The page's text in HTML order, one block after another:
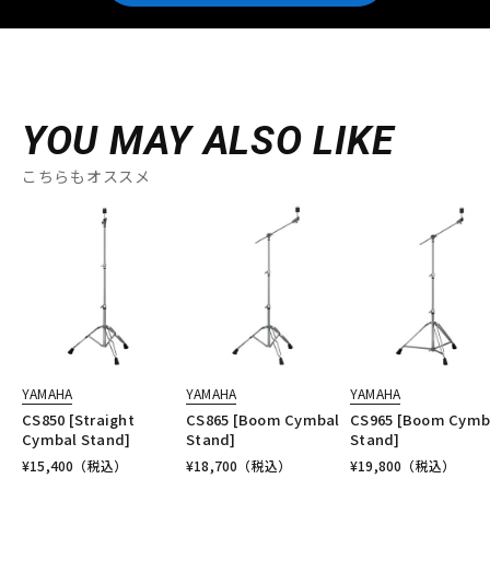
YOU MAY ALSO LIKE
こちらもオススメ
YAMAHA
CS850 [Straight
Cymbal Stand]
¥15,400 （税込）
YAMAHA
CS865 [Boom Cymbal
Stand]
¥18,700 （税込）
YAMAHA
CS965 [Boom
Stand]
¥19,800 （税込）